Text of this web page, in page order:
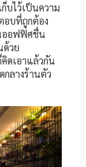
บไว้เป็นความ
อบที่ถูกต้อง
ออฟฟิศชื่น
ด้วย
ดเอาแล้วกัน
ลางร้านตัว